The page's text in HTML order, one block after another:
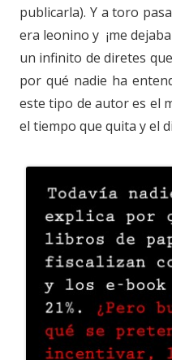
publicarla). Y a toro
era leonino y ¡me
un infinito de diretes
por qué nadie ha
este tipo de autor es el
el tiempo que quita y el